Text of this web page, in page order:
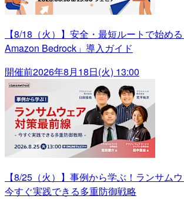
【8/18（火）】安全・最短ルートで始め
Amazon Bedrock」導入ガイド
開催前2026年8月18日(火) 13:00
【8/25（火）】事例から学ぶ！ランサム
今すぐ実践できる多重防御戦略